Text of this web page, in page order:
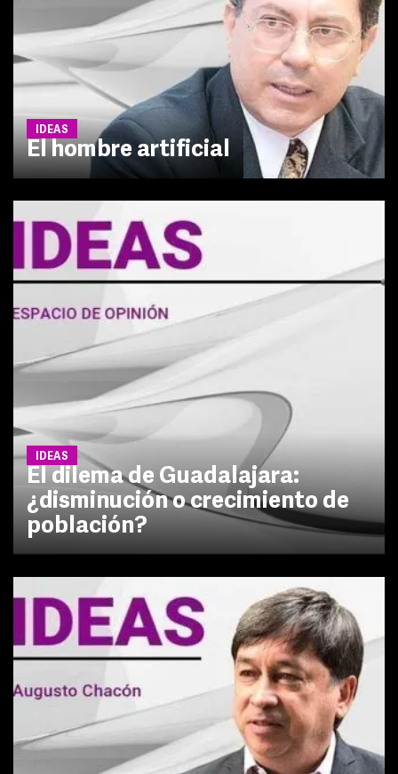
IDEAS
El hombre artificial
IDEAS
El dilema de Guadalajara:
¿disminución o crecimiento de
población?